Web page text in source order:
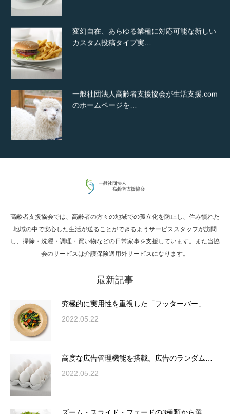
変幻自在、あらゆる業種に対応可能な新しい
カスタム投稿タイプ実…
一般社団法人高齢者支援協会が生活支援.com
のホームページを…
通常投稿
Hello world!
究極的に実用性を重視した「フッターバー」
表示やショートコード…
ズーム・スライド・フェードの3種類から選
高齢者支援協会では、高齢者の方々の地域での孤立化を防止し、住み慣れた
地域の中で安心した生活が送ることができるようサービススタッフが訪問
し、掃除・洗濯・調理・買い物などの日常家事を支援しています。また当協
会のサービスは介護保険適用外サービスになります。
最新記事
究極的に実用性を重視した「フッターバー」…
2022.05.22
高度な広告管理機能を搭載。広告のランダム…
2022.05.22